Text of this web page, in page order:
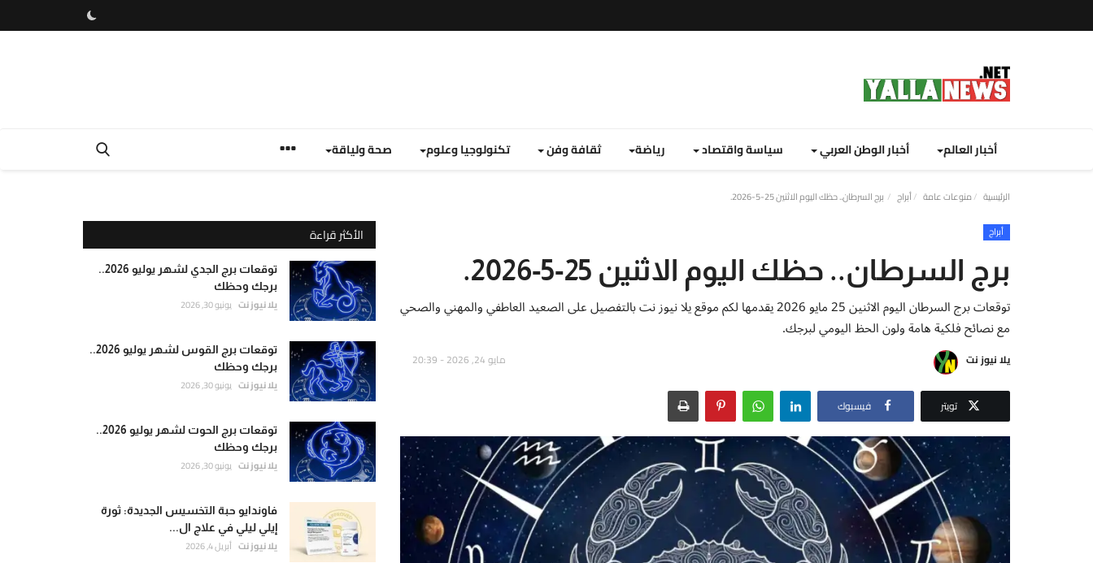
أخبار العالم أخبار الوطن العربي سياسة واقتصاد رياضة ثقافة وفن تكنولوجيا وعلوم صحة ولياقة
الرئيسية منوعات عامة أبراج برج السرطان.. حظك اليوم الاثنين 25-5-2026.
أبراج
برج السرطان.. حظك اليوم الاثنين 25-5-2026.
توقعات برج السرطان اليوم الاثنين 25 مايو 2026 يقدمها لكم موقع يلا نيوز نت بالتفصيل على الصعيد العاطفي والمهني والصحي
مع نصائح فلكية هامة ولون الحظ اليومي لبرجك.
يلا نيوز نت مايو 24, 2026 - 20:39
تويتر فيسبوك
الأكثر قراءة
توقعات برج الجدي لشهر يوليو 2026..
برجك وحظك
يلا نيوز نت يونيو 30, 2026
توقعات برج القوس لشهر يوليو 2026..
برجك وحظك
يلا نيوز نت يونيو 30, 2026
توقعات برج الحوت لشهر يوليو 2026..
برجك وحظك
يلا نيوز نت يونيو 30, 2026
فاوندايو حبة التخسيس الجديدة: ثورة
إيلي ليلي في علاج ال...
يلا نيوز نت أبريل 4, 2026